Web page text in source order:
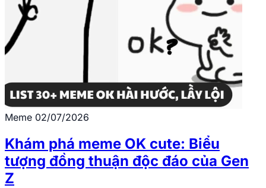
Meme 02/07/2026
Khám phá meme OK cute: Biểu
tượng đồng thuận độc đáo của Gen
Z